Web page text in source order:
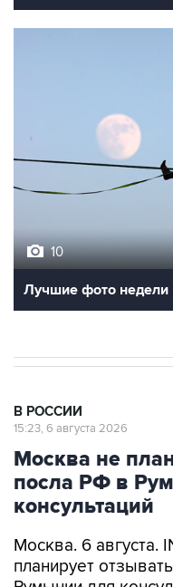
10
Лучшие фото недели
В РОССИИ
15:23, 6 августа 2026
Москва не
посла РФ в
консультаций
Москва. 6 августа.
планирует